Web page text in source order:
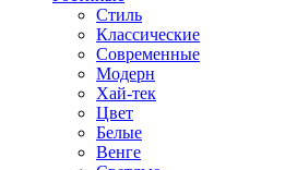
Стиль
Классические
Современные
Модерн
Хай-тек
Цвет
Белые
Венге